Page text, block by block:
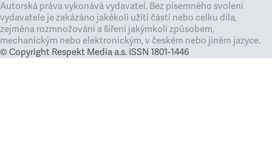
Autorská práva vykonává vydavatel. Bez písemného svolení
vydavatele je zakázáno jakékoli užití částí nebo celku díla,
zejména rozmnožování a šíření jakýmkoli způsobem,
mechanickým nebo elektronickým, v českém nebo jiném jazyce.
© Copyright Respekt Media a.s. ISSN 1801-1446